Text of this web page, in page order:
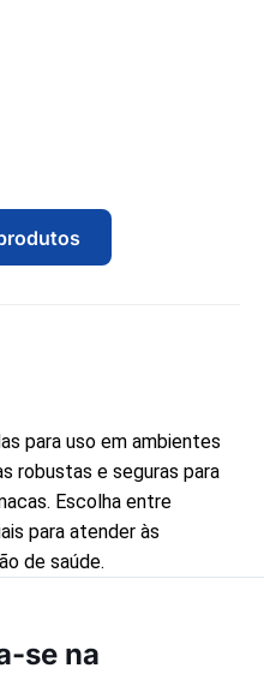
para uso em ambientes
robustas e seguras para
Escolha entre
para atender às
de saúde.
se na